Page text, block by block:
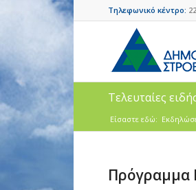
Τηλεφωνικό κέντρο:
Τελευταίες
Είσαστε εδώ:
Πρόγραμμα